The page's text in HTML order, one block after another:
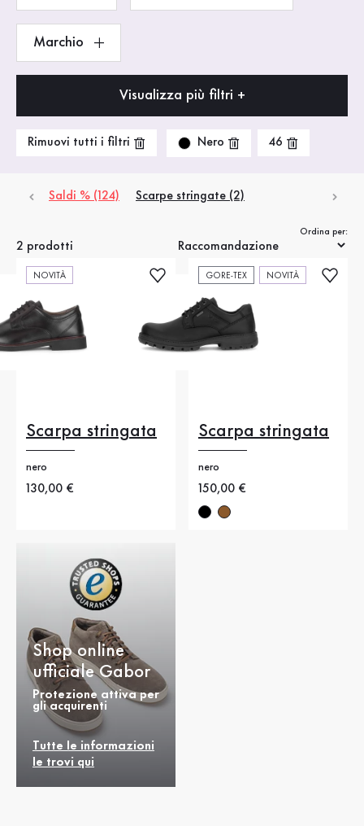
Marchio
Visualizza più filtri +
Rimuovi tutti i filtri Nero 46
Saldi % (124) Scarpe stringate (2)
2 prodotti
Ordina per:
NOVITÀ
Scarpa stringata
nero
Nuovo prezzo
130,00 €
GORE-TEX NOVITÀ
Scarpa stringata
nero
Nuovo prezzo
150,00 €
Shop online
ufficiale Gabor
Protezione attiva per
gli acquirenti
Tutte le informazioni
le trovi qui